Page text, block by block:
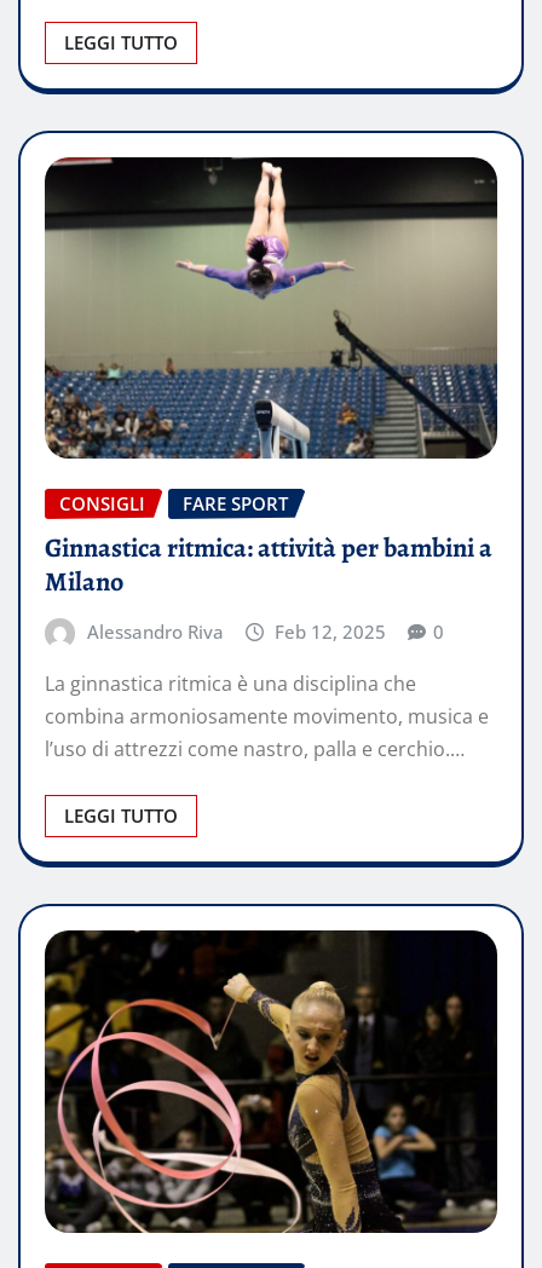
LEGGI TUTTO
CONSIGLI FARE SPORT
Ginnastica ritmica: attività per bambini a
Milano
Alessandro Riva Feb 12, 2025 0
La ginnastica ritmica è una disciplina che
combina armoniosamente movimento, musica e
l’uso di attrezzi come nastro, palla e cerchio.…
LEGGI TUTTO